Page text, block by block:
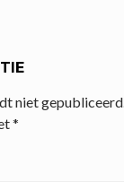
niet gepubliceerd.
*